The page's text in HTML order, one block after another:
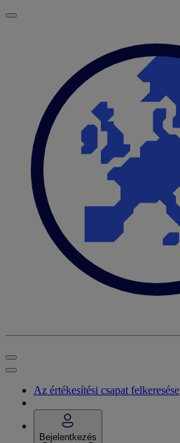
Az értékesítési csapat felkeresése
Bejelentkezés